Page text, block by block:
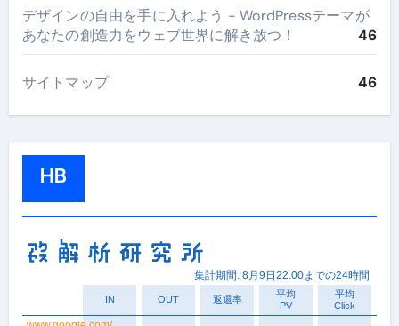
デザインの自由を手に入れよう - WordPressテーマが
あなたの創造力をウェブ世界に解き放つ！
46
サイトマップ 46
HB